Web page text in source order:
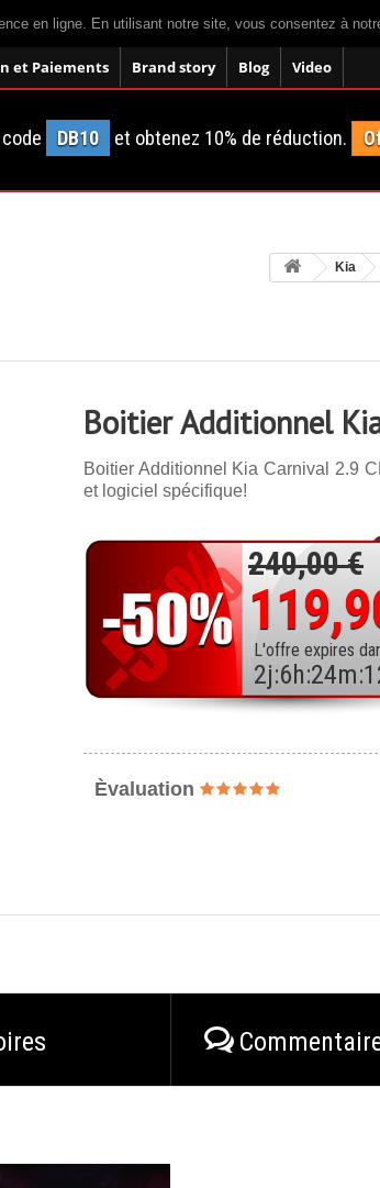
en ligne. En utilisant notre site, vous consentez à
et Paiements Brand story Blog Video
DB10 et obtenez 10% de réduction.
Kia
Boitier Additionnel
Boitier Additionnel Kia Carnival 2.9
et logiciel spécifique!
240,00 €
L'offre expires
2j:6h:24m:
Èvaluation